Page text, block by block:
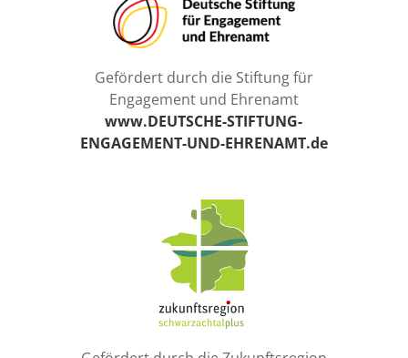
Gefördert durch die Stiftung für
Engagement und Ehrenamt
www.DEUTSCHE-STIFTUNG-
ENGAGEMENT-UND-EHRENAMT.de